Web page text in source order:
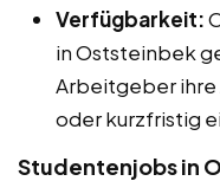
Verfügbarkeit:
in Oststeinbek
Arbeitgeber ihre
oder kurzfristig
Studentenjobs in